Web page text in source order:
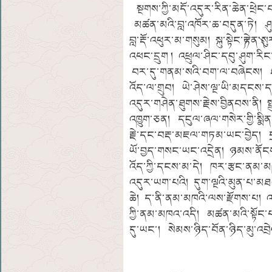
མཚན་མའི་བླ་འཁོར་ཆ་བདུན་ཏེ།
བླ་རྡོ་འཕུར་མ་གསུམ།
འཕང་དྲུག །
བར་དུ་གནམ་སའི་བག་ལ་བཞེངས།
འོད་ལ་གྲུབ།
འདུར་གཤེན་ཐུགས་རྗེས་བྱིནབས་ནི།
འཁྱུག་ཅན།
རྗེ་དང་བརྡ་མཇལ་གཏམ་ཡང་བྱེད།
ཡོ་བྱད་གསང་ཡང་འདྲེན།
འོད་ཀྱི་དངས་མ་དེ།
འདུར་ཡག་པའི།
ཆེ།
ཀྱི་ནམ་མཁའ་འདི།
དུ་ཡང་།